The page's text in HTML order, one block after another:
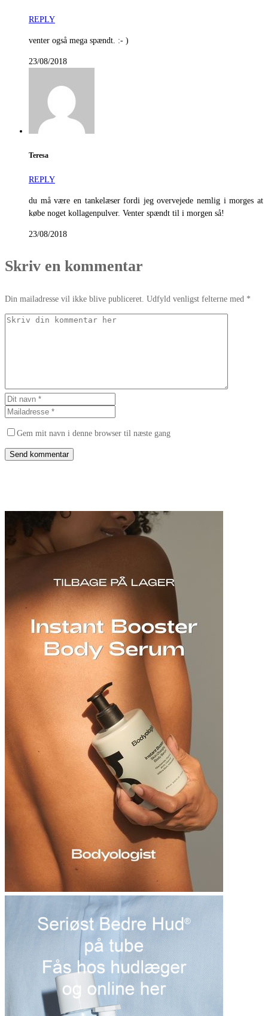
REPLY
venter også mega spændt. :- )
23/08/2018
Teresa
REPLY
du må være en tankelæser fordi jeg overvejede nemlig i morges at
købe noget kollagenpulver. Venter spændt til i morgen så!
23/08/2018
Skriv en kommentar
Din mailadresse vil ikke blive publiceret. Udfyld venligst felterne med *
Gem mit navn i denne browser til næste gang